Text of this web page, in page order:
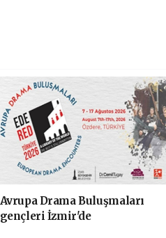
Avrupa Drama Buluşmaları
gençleri İzmir'de